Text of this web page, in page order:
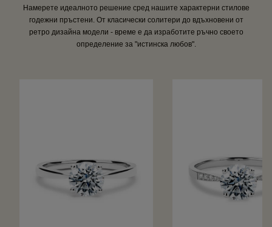
Намерете идеалното решение сред нашите характерни стилове
годежни пръстени. От класически солитери до вдъхновени от
ретро дизайна модели - време е да изработите ръчно своето
определение за "истинска любов".